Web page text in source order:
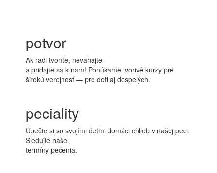
potvor
Ak radi tvoríte, neváhajte
a pridajte sa k nám! Ponúkame tvorivé kurzy pre
širokú verejnosť — pre deti aj dospelých.
peciality
Upečte si so svojími deťmi domáci chlieb v našej peci.
Sledujte naše
termíny pečenia.